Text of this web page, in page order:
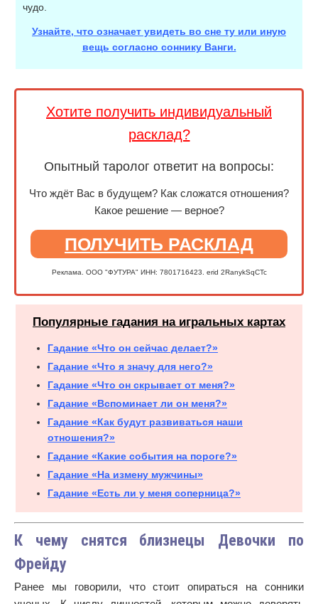
чудо.
Узнайте, что означает увидеть во сне ту или иную
вещь согласно соннику Ванги.
Хотите получить индивидуальный
расклад?
Опытный таролог ответит на вопросы:
Что ждёт Вас в будущем? Как сложатся отношения?
Какое решение — верное?
ПОЛУЧИТЬ РАСКЛАД
Реклама. ООО "ФУТУРА" ИНН: 7801716423. erid 2RanykSqCTc
Популярные гадания на игральных картах
Гадание «Что он сейчас делает?»
Гадание «Что я значу для него?»
Гадание «Что он скрывает от меня?»
Гадание «Вспоминает ли он меня?»
Гадание «Как будут развиваться наши
отношения?»
Гадание «Какие события на пороге?»
Гадание «На измену мужчины»
Гадание «Есть ли у меня соперница?»
К чему снятся близнецы Девочки по
Фрейду
Ранее мы говорили, что стоит опираться на сонники